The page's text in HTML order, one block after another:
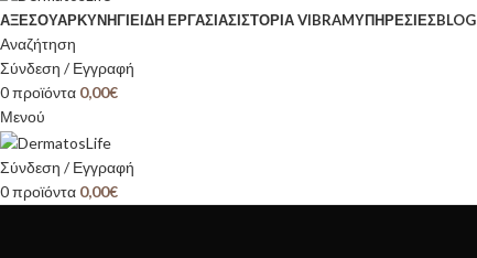
ΑΞΕΣΟΥΆΡΚΥΝΉΓΙΕΊΔΗ ΕΡΓΑΣΊΑΣΙΣΤΟΡΊΑ VIBRAMΥΠΗΡΕΣΙΕΣBLOG
Αναζήτηση
Σύνδεση / Εγγραφή
0προϊόντα 0,00€
Μενού
Σύνδεση / Εγγραφή
0προϊόντα 0,00€